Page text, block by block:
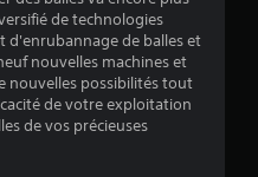
:
4
de technologies
d'enrubannage de balles et
nouvelles machines et
nouvelles possibilités tout
de votre exploitation
de vos précieuses